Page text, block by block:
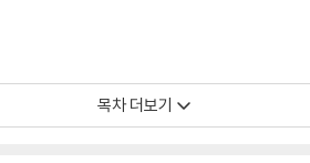
목차 더보기